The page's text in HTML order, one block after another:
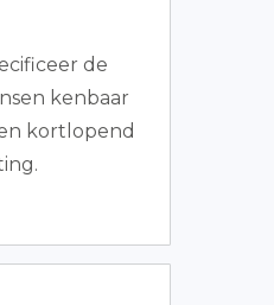
de
kenbaar
kortlopend